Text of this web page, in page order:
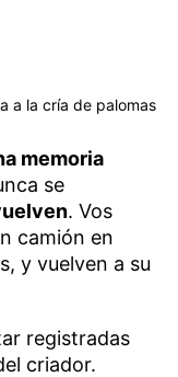
a la cría de palomas
memoria
se
. Vos
camión en
y vuelven a su
registradas
criador.